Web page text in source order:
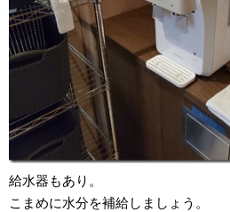
給水器もあり。
こまめに水分を補給しましょう。